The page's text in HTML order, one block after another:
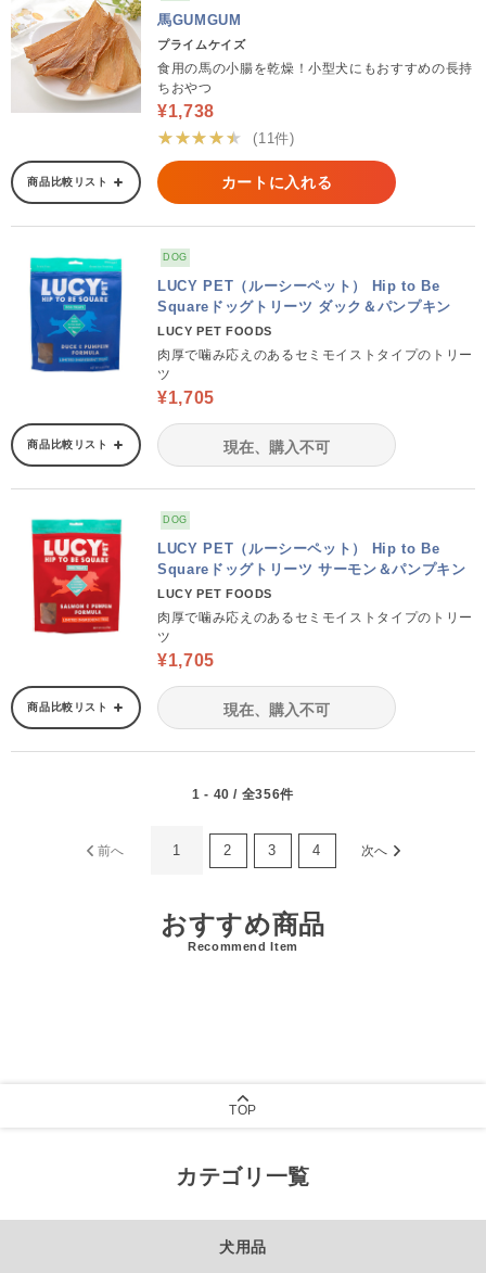
馬GUMGUM
プライムケイズ
食用の馬の小腸を乾燥！小型犬にもおすすめの長持
ちおやつ
¥1,738
★★★★★
(11件)
商品比較リスト カートに入れる
DOG
LUCY PET（ルーシーペット） Hip to Be
Squareドッグトリーツ ダック＆パンプキン
LUCY PET FOODS
肉厚で噛み応えのあるセミモイストタイプのトリー
ツ
¥1,705
商品比較リスト 現在、購入不可
DOG
LUCY PET（ルーシーペット） Hip to Be
Squareドッグトリーツ サーモン＆パンプキン
LUCY PET FOODS
肉厚で噛み応えのあるセミモイストタイプのトリー
ツ
¥1,705
商品比較リスト 現在、購入不可
1 - 40 / 全356件
前へ 1 2 3 4 次へ
おすすめ商品
Recommend Item
TOP
カテゴリ一覧
犬用品